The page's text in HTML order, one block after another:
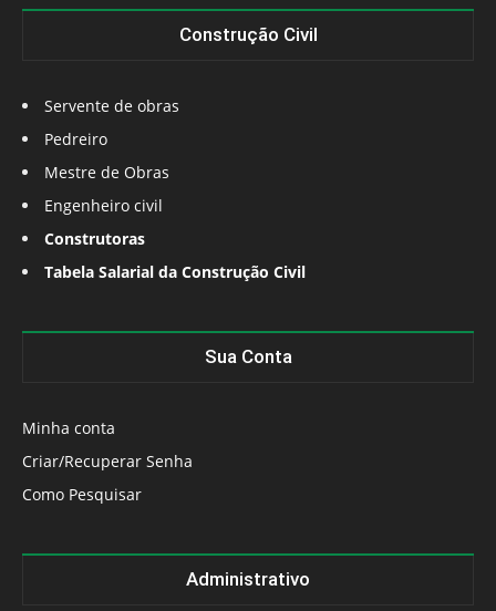
Construção Civil
Servente de obras
Pedreiro
Mestre de Obras
Engenheiro civil
Construtoras
Tabela Salarial da Construção Civil
Sua Conta
Minha conta
Criar/Recuperar Senha
Como Pesquisar
Administrativo